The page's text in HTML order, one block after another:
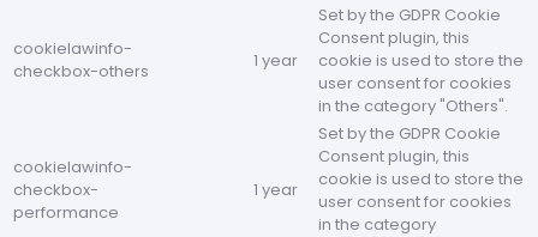
cookielawinfo-
checkbox-others
1 year
Set by the GDPR Cookie
Consent plugin, this
cookie is used to store the
user consent for cookies
in the category "Others".
cookielawinfo-
checkbox-
performance
1 year
Set by the GDPR Cookie
Consent plugin, this
cookie is used to store the
user consent for cookies
in the category